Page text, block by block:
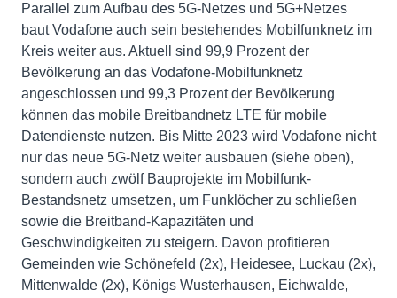
Parallel zum Aufbau des 5G-Netzes und 5G+Netzes
baut Vodafone auch sein bestehendes Mobilfunknetz im
Kreis weiter aus. Aktuell sind 99,9 Prozent der
Bevölkerung an das Vodafone-Mobilfunknetz
angeschlossen und 99,3 Prozent der Bevölkerung
können das mobile Breitbandnetz LTE für mobile
Datendienste nutzen. Bis Mitte 2023 wird Vodafone nicht
nur das neue 5G-Netz weiter ausbauen (siehe oben),
sondern auch zwölf Bauprojekte im Mobilfunk-
Bestandsnetz umsetzen, um Funklöcher zu schließen
sowie die Breitband-Kapazitäten und
Geschwindigkeiten zu steigern. Davon profitieren
Gemeinden wie Schönefeld (2x), Heidesee, Luckau (2x),
Mittenwalde (2x), Königs Wusterhausen, Eichwalde,